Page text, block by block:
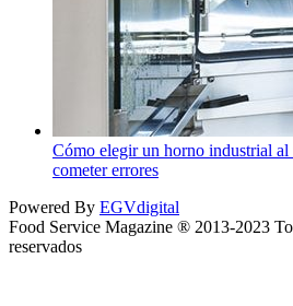
Cómo elegir un horno industrial al
cometer errores
Powered By EGVdigital
Food Service Magazine ® 2013-2023
reservados